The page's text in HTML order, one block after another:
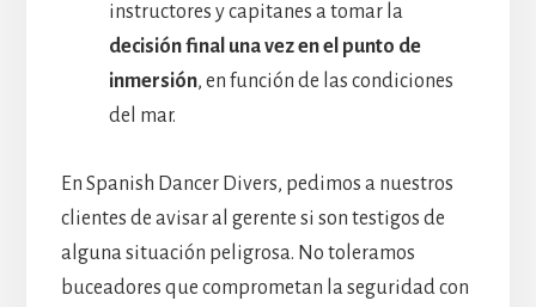
instructores y capitanes a tomar la
decisión final una vez en el punto de
inmersión, en función de las condiciones
del mar.
En Spanish Dancer Divers, pedimos a nuestros
clientes de avisar al gerente si son testigos de
alguna situación peligrosa. No toleramos
buceadores que comprometan la seguridad con